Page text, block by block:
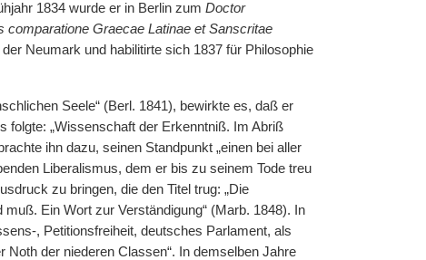
1834 wurde er in Berlin zum Doctor
comparatione Graecae Latinae et Sanscritae
Neumark und habilitirte sich 1837 für Philosophie
Seele“ (Berl. 1841), bewirkte es, daß er
folgte: „Wissenschaft der Erkenntniß. Im Abriß
ihn dazu, seinen Standpunkt „einen bei aller
Liberalismus, dem er bis zu seinem Tode treu
zu bringen, die den Titel trug: „Die
Ein Wort zur Verständigung“ (Marb. 1848). In
, Petitionsfreiheit, deutsches Parlament, als
Noth der niederen Classen“. In demselben Jahre